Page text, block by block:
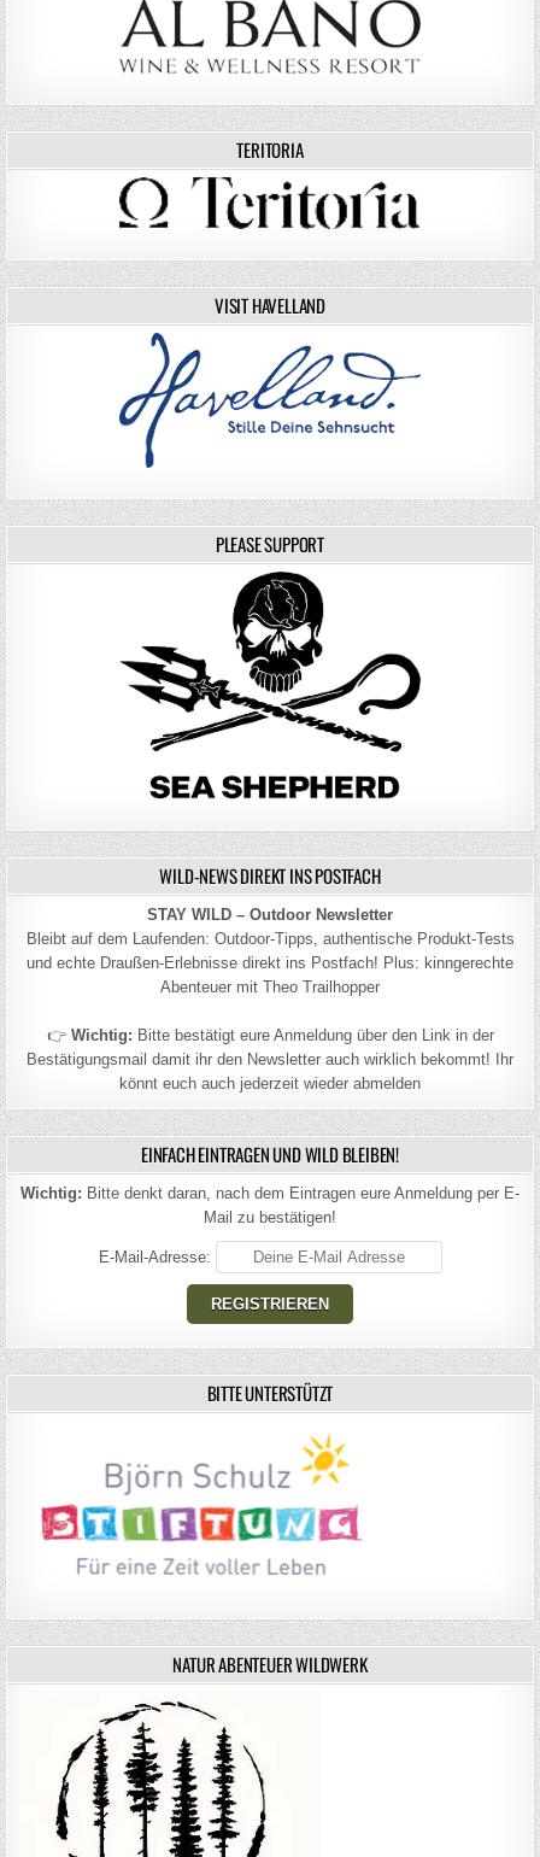
TERITORIA
VISIT HAVELLAND
PLEASE SUPPORT
WILD-NEWS DIREKT INS POSTFACH
STAY WILD – Outdoor Newsletter
Bleibt auf dem Laufenden: Outdoor-Tipps, authentische Produkt-Tests
und echte Draußen-Erlebnisse direkt ins Postfach! Plus: kinngerechte
Abenteuer mit Theo Trailhopper
👉 Wichtig: Bitte bestätigt eure Anmeldung über den Link in der
Bestätigungsmail damit ihr den Newsletter auch wirklich bekommt! Ihr
könnt euch auch jederzeit wieder abmelden
EINFACH EINTRAGEN UND WILD BLEIBEN!
Wichtig: Bitte denkt daran, nach dem Eintragen eure Anmeldung per E-
Mail zu bestätigen!
E-Mail-Adresse:
BITTE UNTERSTÜTZT
NATUR ABENTEUER WILDWERK